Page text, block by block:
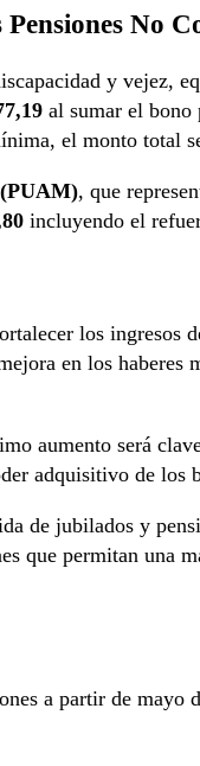
No
y vejez,
al sumar el bono
el monto total
, que
incluyendo el
los ingresos
en los
aumento será
adquisitivo de los
de jubilados y
que permitan una
a partir de mayo